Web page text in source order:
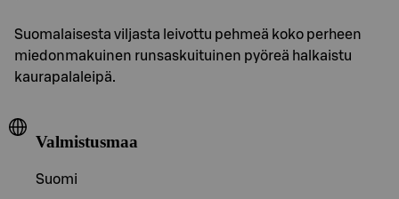
Suomalaisesta viljasta leivottu pehmeä koko perheen
miedonmakuinen runsaskuituinen pyöreä halkaistu
kaurapalaleipä.
Valmistusmaa
Suomi